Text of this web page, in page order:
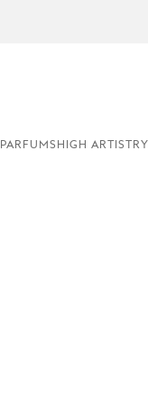
PARFUMS HIGH ARTISTRY